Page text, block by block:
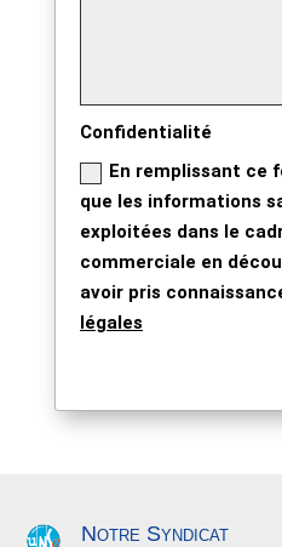
Confidentialité
En remplissant ce
que les informations
exploitées dans le
commerciale en
avoir pris
légales
Notre Syndicat